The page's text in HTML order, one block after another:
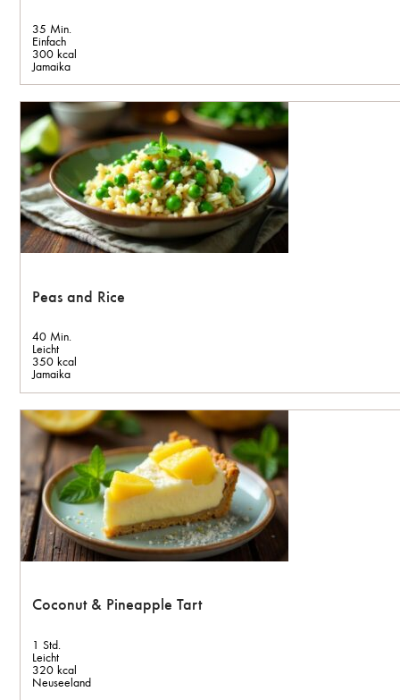
35 Min.
Einfach
300 kcal
Jamaika
Peas and Rice
40 Min.
Leicht
350 kcal
Jamaika
Coconut & Pineapple Tart
1 Std.
Leicht
320 kcal
Neuseeland